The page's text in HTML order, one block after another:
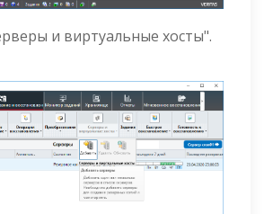
и виртуальные хосты".